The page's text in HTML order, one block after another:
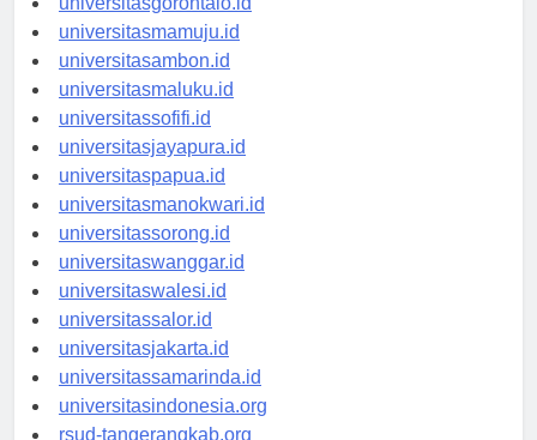
universitasgorontalo.id
universitasmamuju.id
universitasambon.id
universitasmaluku.id
universitassofifi.id
universitasjayapura.id
universitaspapua.id
universitasmanokwari.id
universitassorong.id
universitaswanggar.id
universitaswalesi.id
universitassalor.id
universitasjakarta.id
universitassamarinda.id
universitasindonesia.org